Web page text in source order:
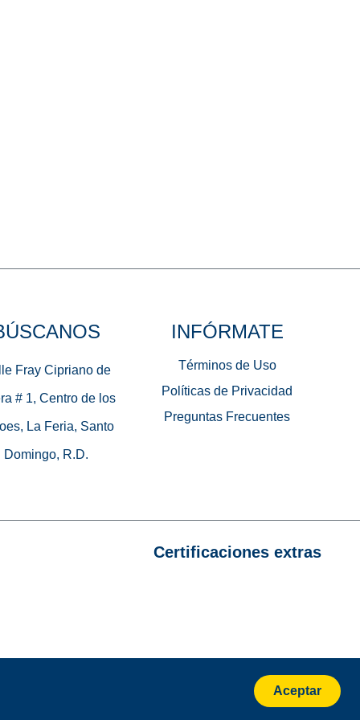
Fray Cipriano de
# 1, Centro de los
La Feria, Santo
Domingo, R.D.
INFÓRMATE
Términos de Uso
Políticas de Privacidad
Preguntas Frecuentes
Certificaciones extras
Aceptar